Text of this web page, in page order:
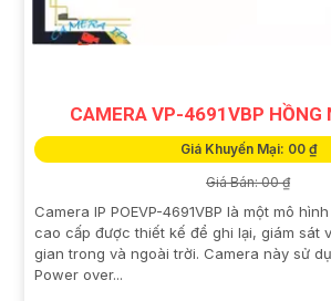
CAMERA VP-4691VBP HỒNG
Giá Khuyến Mại: 00 ₫
Giá Bán: 00 ₫
Camera IP POEVP-4691VBP là một mô
cao cấp được thiết kế để ghi lại, giám sát
gian trong và ngoài trời. Camera này sử
Power over...